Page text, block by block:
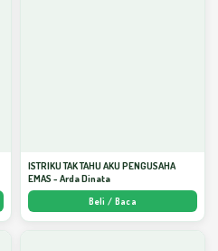
ISTRIKU TAK TAHU AKU PENGUSAHA
EMAS - Arda Dinata
Beli / Baca